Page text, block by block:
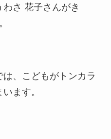
さ 花子さんがき
、こどもがトンカラ
ます。